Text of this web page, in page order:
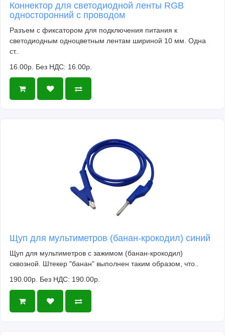
Коннектор для светодиодной ленты RGB
односторонний с проводом
Разъем с фиксатором для подключения питания к
светодиодным одноцветным лентам шириной 10 мм. Одна
ст..
16.00р. Без НДС: 16.00р.
Щуп для мультиметров (банан-крокодил) синий
Щуп для мультиметров с зажимом (банан-крокодил)
сквозной. Штекер "банан" выполнен таким образом, что..
190.00р. Без НДС: 190.00р.